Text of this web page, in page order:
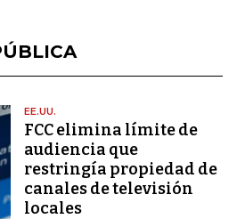
EE.UU.
FCC elimina límite de
audiencia que
restringía propiedad de
canales de televisión
locales